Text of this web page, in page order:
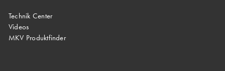
Technik Center
Videos
MKV Produktfinder